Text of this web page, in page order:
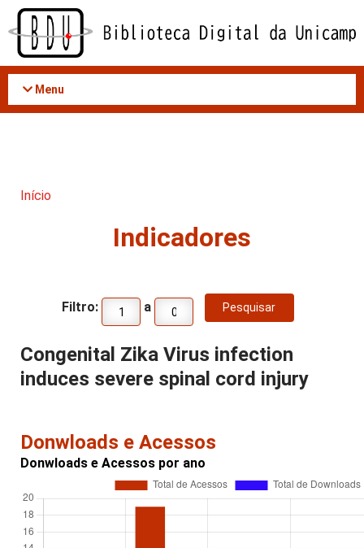
Acessar
conteúdo
Menu
Início
Indicadores
Filtro: a
Congenital Zika Virus infection
induces severe spinal cord injury
Donwloads e Acessos
Donwloads e Acessos por ano